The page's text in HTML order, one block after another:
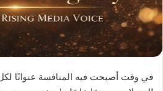
في وقت أصبحت فيه المنافسة عنوانًا